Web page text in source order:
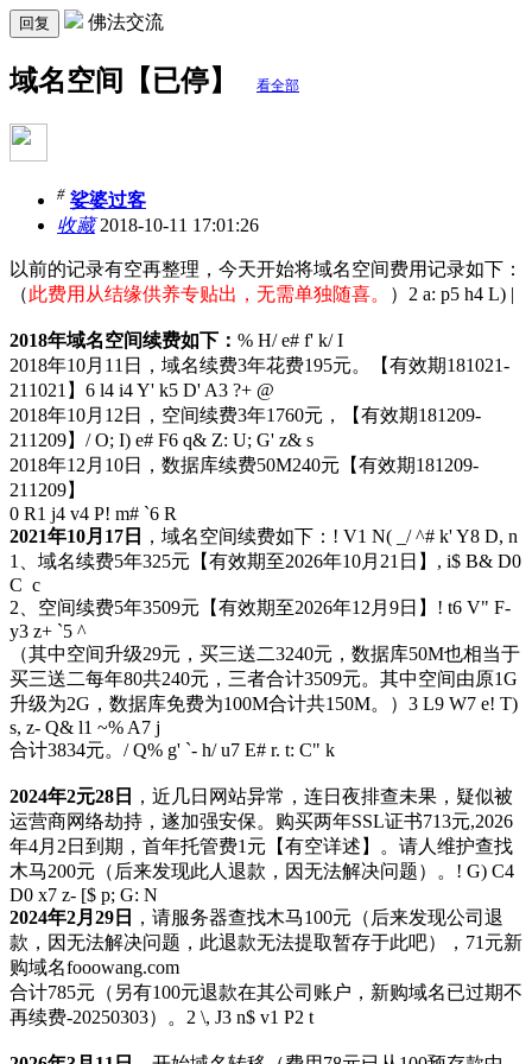
回复 佛法交流
域名空间【已停】 看全部
# 娑婆过客
收藏2018-10-11 17:01:26
以前的记录有空再整理，今天开始将域名空间费用记录如下：
（此费用从结缘供养专贴出，无需单独随喜。 ） 2 a: p5 h4 L) |
2018年域名空间续费如下： % H/ e# f' k/ I
2018年10月11日，域名续费3年花费195元。【有效期181021-
211021】 6 l4 i4 Y' k5 D' A3 ?+ @
2018年10月12日，空间续费3年1760元，【有效期181209-
211209】 / O; I) e# F6 q& Z: U; G' z& s
2018年12月10日，数据库续费50M240元【有效期181209-
211209】
0 R1 j4 v4 P! m# `6 R
2021年10月17日
，域名空间续费如下： ! V1 N( _/ ^# k' Y8 D, n
1、域名续费5年325元【有效期至2026年10月21日】 , i$ B& D0
C c
2、空间续费5年3509元【有效期至2026年12月9日】 ! t6 V" F-
y3 z+ `5 ^
（其中空间升级29元，买三送二3240元，数据库50M也相当于
买三送二每年80共240元，三者合计3509元。其中空间由原1G
升级为2G，数据库免费为100M合计共150M。） 3 L9 W7 e! T)
s, z- Q& l1 ~% A7 j
合计3834元。 / Q% g' `- h/ u7 E# r. t: C" k
2024年2元28日
，近几日网站异常，连日夜排查未果，疑似被
运营商网络劫持，遂加强安保。购买两年SSL证书713元,2026
年4月2日到期，首年托管费1元【有空详述】。请人维护查找
木马200元（后来发现此人退款，因无法解决问题）。 ! G) C4
D0 x7 z- [$ p; G: N
2024年2月29日
，请服务器查找木马100元（后来发现公司退
款，因无法解决问题，此退款无法提取暂存于此吧），71元新
购域名fooowang.com
合计785元（另有100元退款在其公司账户，新购域名已过期不
再续费-20250303）。 2 \, J3 n$ v1 P2 t